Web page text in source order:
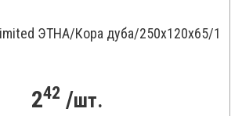
ЭТНА/Кора дуба/250x120x65/1
242 /шт.